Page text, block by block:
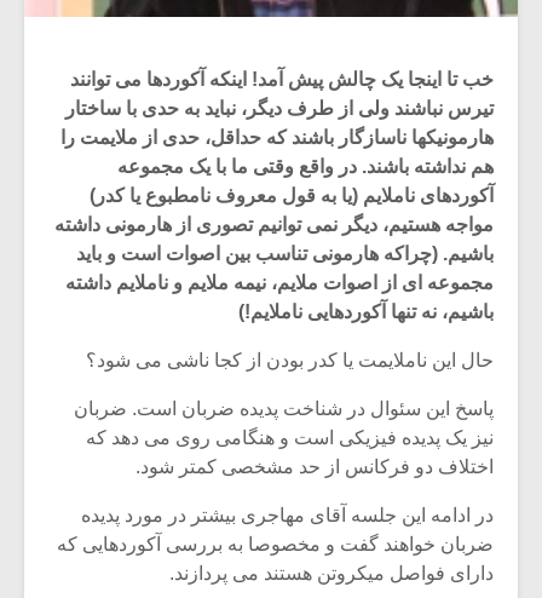
خب تا اینجا یک چالش پیش آمد! اینکه آکوردها می توانند
تیرس نباشند ولی از طرف دیگر، نباید به حدی با ساختار
هارمونیکها ناسازگار باشند که حداقل، حدی از ملایمت را
هم نداشته باشند. در واقع وقتی ما با یک مجموعه
آکوردهای ناملایم (یا به قول معروف نامطبوع یا کدر)
مواجه هستیم، دیگر نمی توانیم تصوری از هارمونی داشته
باشیم. (چراکه هارمونی تناسب بین اصوات است و باید
مجموعه ای از اصوات ملایم، نیمه ملایم و ناملایم داشته
باشیم، نه تنها آکوردهایی ناملایم!)
حال این ناملایمت یا کدر بودن از کجا ناشی می شود؟
پاسخ این سئوال در شناخت پدیده ضربان است. ضربان
نیز یک پدیده فیزیکی است و هنگامی روی می دهد که
اختلاف دو فرکانس از حد مشخصی کمتر شود.
در ادامه این جلسه آقای مهاجری بیشتر در مورد پدیده
ضربان خواهند گفت و مخصوصا به بررسی آکوردهایی که
دارای فواصل میکروتن هستند می پردازند.
میکلوش روژا